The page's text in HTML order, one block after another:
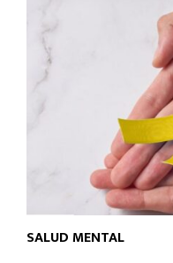
SALUD MENTAL